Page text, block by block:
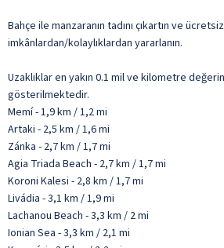
Bahçe ile manzaranın tadını çıkartın ve
imkânlardan/kolaylıklardan yararlanın.
Uzaklıklar en yakın 0.1 mil ve kilometre
gösterilmektedir.
Memí - 1,9 km / 1,2 mi
Artaki - 2,5 km / 1,6 mi
Zánka - 2,7 km / 1,7 mi
Agia Triada Beach - 2,7 km / 1,7 mi
Koroni Kalesi - 2,8 km / 1,7 mi
Livádia - 3,1 km / 1,9 mi
Lachanou Beach - 3,3 km / 2 mi
Ionian Sea - 3,3 km / 2,1 mi